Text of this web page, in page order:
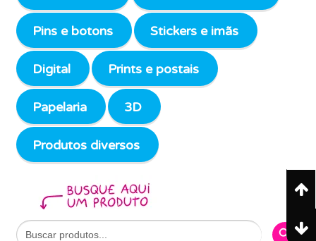
Pins e botons Stickers e imãs
Digital Prints e postais
Papelaria 3D
Produtos diversos
Search
for:
Search